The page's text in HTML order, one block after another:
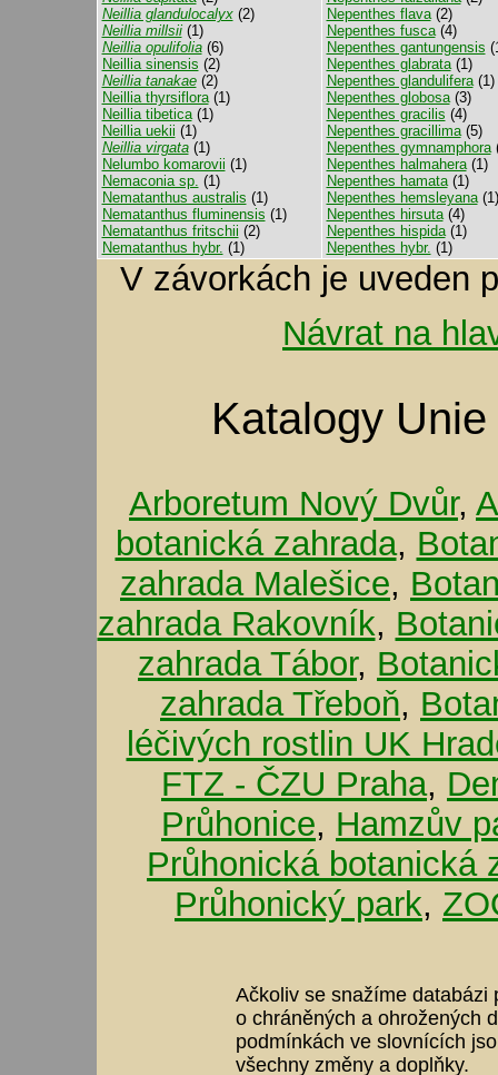
Neillia glandulocalyx(2)
Neillia millsii(1)
Neillia opulifolia(6)
Neillia sinensis (2)
Neillia tanakae(2)
Neillia thyrsiflora(1)
Neillia tibetica(1)
Neillia uekii (1)
Neillia virgata(1)
Nelumbo komarovii (1)
Nemaconia sp. (1)
Nematanthus australis (1)
Nematanthus fluminensis (1)
Nematanthus fritschii (2)
Nematanthus hybr. (1)
Nepenthes flava(2)
Nepenthes fusca(4)
Nepenthes gantungensis
Nepenthes glabrata(1)
Nepenthes glandulifera(1)
Nepenthes globosa(3)
Nepenthes gracilis (4)
Nepenthes gracillima(5)
Nepenthes gymnamphora
Nepenthes halmahera(1)
Nepenthes hamata(1)
Nepenthes hemsleyana(1)
Nepenthes hirsuta(4)
Nepenthes hispida(1)
Nepenthes hybr. (1)
V závorkách je uveden
Návrat na
Katalogy
Arboretum Nový Dvůr,
botanická zahrada,
zahrada Malešice,
zahrada Rakovník,
zahrada Tábor,
zahrada Třeboň,
léčivých rostlin UK
FTZ - ČZU Praha,
Průhonice, Hamzův
Průhonická botanická
Průhonický park,
Ačkoliv se snažíme databázi
o chráněných a ohrožených
podmínkách ve slovnících
všechny změny a doplňky.